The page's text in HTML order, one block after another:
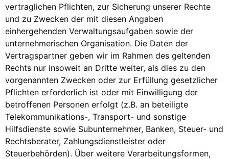
vertraglichen Pflichten, zur Sicherung unserer Rechte
und zu Zwecken der mit diesen Angaben
einhergehenden Verwaltungsaufgaben sowie der
unternehmerischen Organisation. Die Daten der
Vertragspartner geben wir im Rahmen des geltenden
Rechts nur insoweit an Dritte weiter, als dies zu den
vorgenannten Zwecken oder zur Erfüllung gesetzlicher
Pflichten erforderlich ist oder mit Einwilligung der
betroffenen Personen erfolgt (z.B. an beteiligte
Telekommunikations-, Transport- und sonstige
Hilfsdienste sowie Subunternehmer, Banken, Steuer- und
Rechtsberater, Zahlungsdienstleister oder
Steuerbehörden). Über weitere Verarbeitungsformen,